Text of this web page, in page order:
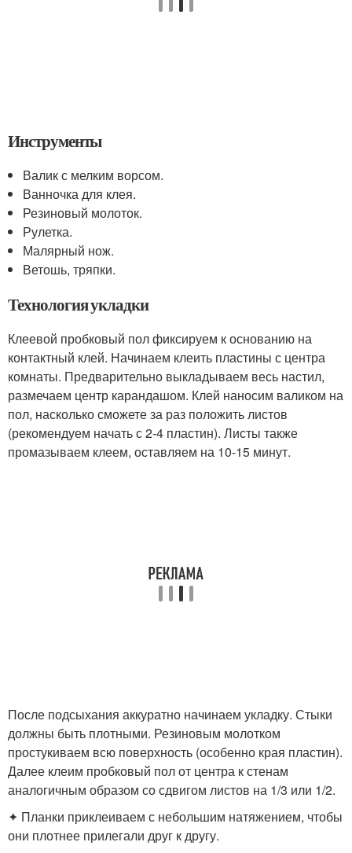
Инструменты
Валик с мелким ворсом.
Ванночка для клея.
Резиновый молоток.
Рулетка.
Малярный нож.
Ветошь, тряпки.
Технология укладки
Клеевой пробковый пол фиксируем к основанию на
контактный клей. Начинаем клеить пластины с центра
комнаты. Предварительно выкладываем весь настил,
размечаем центр карандашом. Клей наносим валиком на
пол, насколько сможете за раз положить листов
(рекомендуем начать с 2-4 пластин). Листы также
промазываем клеем, оставляем на 10-15 минут.
После подсыхания аккуратно начинаем укладку. Стыки
должны быть плотными. Резиновым молотком
простукиваем всю поверхность (особенно края пластин).
Далее клеим пробковый пол от центра к стенам
аналогичным образом со сдвигом листов на 1/3 или 1/2.
✦ Планки приклеиваем с небольшим натяжением, чтобы
они плотнее прилегали друг к другу.